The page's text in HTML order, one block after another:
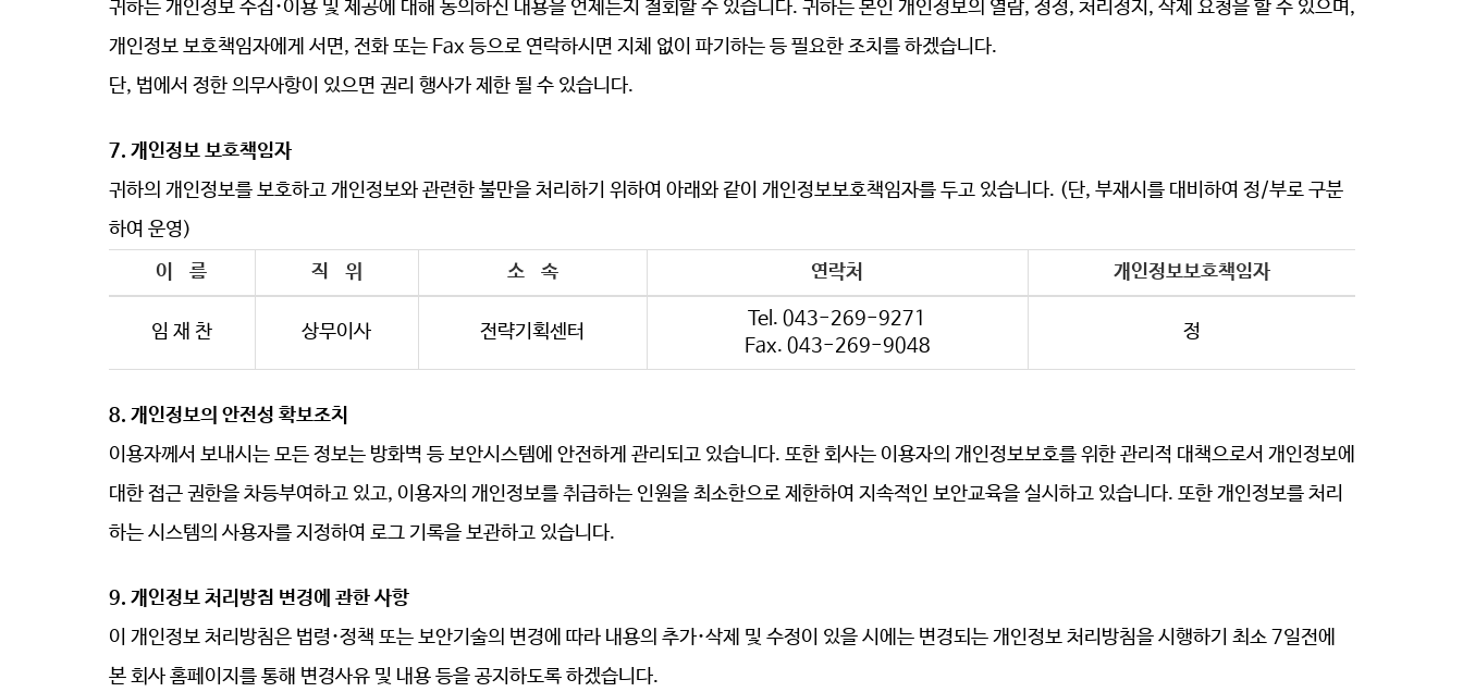
귀하는 개인정보 수집 ·이용 및 제공에 대해 동의하신 내용을 언제든지 철회할 수 있습니다. 귀하는 본인 개인정보의 열람, 정정, 처리정지, 삭제 요청을 할 수 있으며,
개인정보 보호책임자에게 서면, 전화 또는 Fax 등으로 연락하시면 지체 없이 파기하는 등 필요한 조치를 하겠습니다.
단, 법에서 정한 의무사항이 있으면 권리 행사가 제한 될 수 있습니다.
7. 개인정보 보호책임자
귀하의 개인정보를 보호하고 개인정보와 관련한 불만을 처리하기 위하여 아래와 같이 개인정보보호책임자를 두고 있습니다. (단, 부재시를 대비하여 정/부로 구분
하여 운영)
이 름
직 위 소 속 연락처 개인정보보호책임자
임 재 찬 상무이사 전략기획센터
Tel. 043-269-9271
Fax. 043-269-9048
정
8. 개인정보의 안전성 확보조치
이용자께서 보내시는 모든 정보는 방화벽 등 보안시스템에 안전하게 관리되고 있습니다. 또한 회사는 이용자의 개인정보보호를 위한 관리적 대책으로서 개인정보에
대한 접근 권한을 차등부여하고 있고, 이용자의 개인정보를 취급하는 인원을 최소한으로 제한하여 지속적인 보안교육을 실시하고 있습니다. 또한 개인정보를 처리
하는 시스템의 사용자를 지정하여 로그 기록을 보관하고 있습니다.
9. 개인정보 처리방침 변경에 관한 사항
이 개인정보 처리방침은법령 ·정책 또는 보안기술의 변경에 따라 내용의 추가·삭제 및 수정이 있을 시에는 변경되는 개인정보 처리방침을 시행하기 최소 7일전에
본 회사 홈페이지를 통해 변경사유 및 내용 등을 공지하도록 하겠습니다.